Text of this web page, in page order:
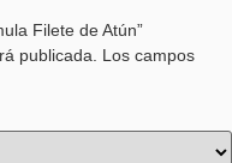
Filete de Atún”
publicada.
Los campos